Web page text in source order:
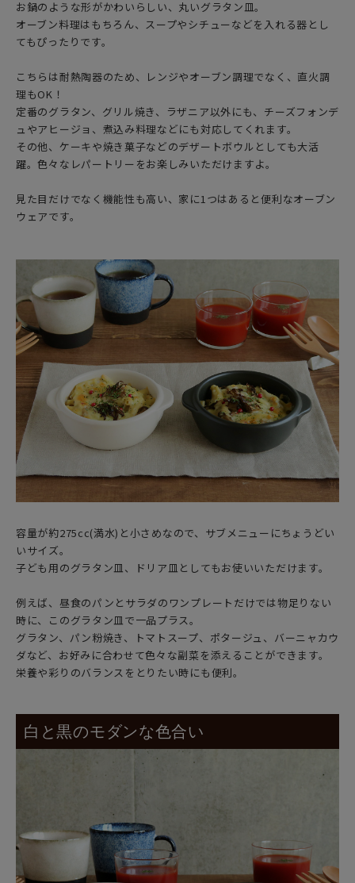
お鍋のような形がかわいらしい、丸いグラタン皿。
オーブン料理はもちろん、スープやシチューなどを入れる器とし
てもぴったりです。
こちらは耐熱陶器のため、レンジやオーブン調理でなく、直火調
理もOK！
定番のグラタン、グリル焼き、ラザニア以外にも、チーズフォンデ
ュやアヒージョ、煮込み料理などにも対応してくれます。
その他、ケーキや焼き菓子などのデザートボウルとしても大活
躍。色々なレパートリーをお楽しみいただけますよ。
見た目だけでなく機能性も高い、家に1つはあると便利なオーブン
ウェアです。
容量が約275cc(満水)と小さめなので、サブメニューにちょうどい
いサイズ。
子ども用のグラタン皿、ドリア皿としてもお使いいただけます。
例えば、昼食のパンとサラダのワンプレートだけでは物足りない
時に、このグラタン皿で一品プラス。
グラタン、パン粉焼き、トマトスープ、ポタージュ、バーニャカウ
ダなど、お好みに合わせて色々な副菜を添えることができます。
栄養や彩りのバランスをとりたい時にも便利。
白と黒のモダンな色合い